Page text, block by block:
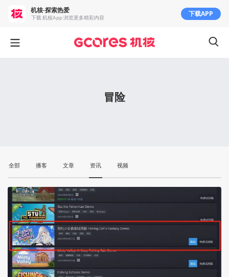
冒险
全部 播客 文章 资讯 视频
机核-探索热爱
下载 机核App 浏览更多精彩内容 下载APP